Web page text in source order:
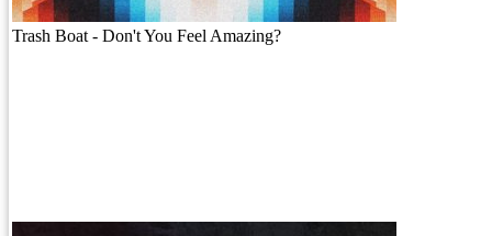
Trash Boat - Don't You Feel Amazing?